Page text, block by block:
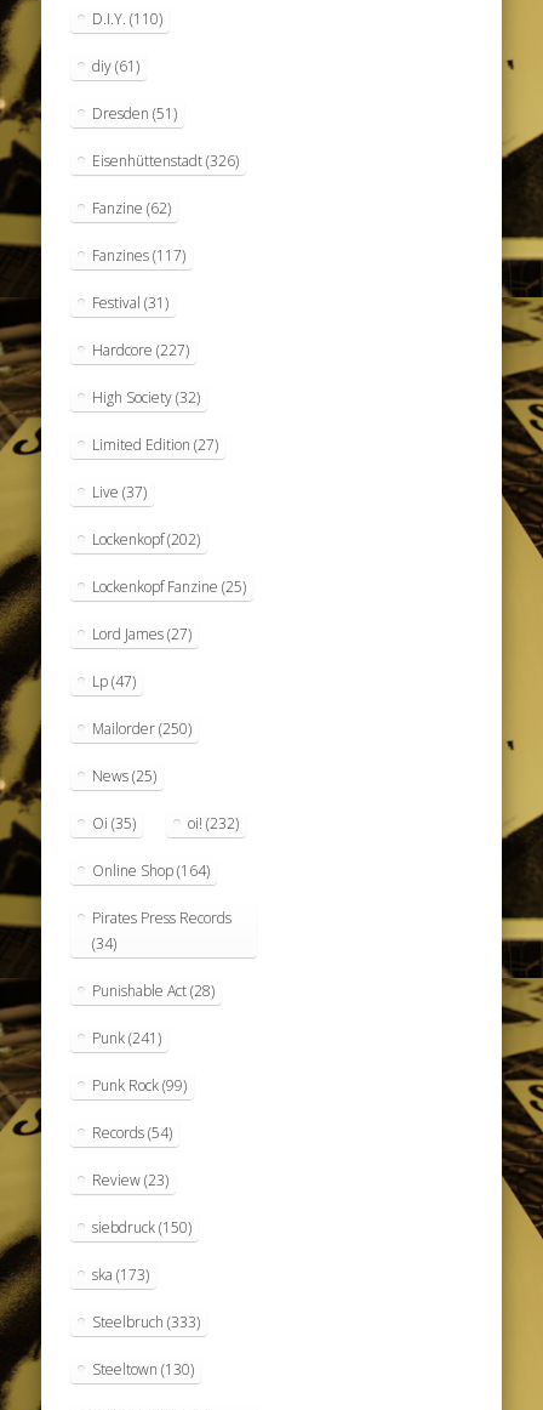
D.I.Y. (110)
diy(61)
Dresden (51)
Eisenhüttenstadt(326)
Fanzine (62)
Fanzines(117)
Festival (31)
Hardcore (227)
High Society(32)
Limited Edition (27)
Live (37)
Lockenkopf(202)
Lockenkopf Fanzine (25)
Lord James(27)
Lp(47)
Mailorder(250)
News(25)
Oi (35) oi! (232)
Online Shop(164)
Pirates Press Records
(34)
Punishable Act(28)
Punk(241)
Punk Rock(99)
Records(54)
Review(23)
siebdruck(150)
ska (173)
Steelbruch (333)
Steeltown (130)